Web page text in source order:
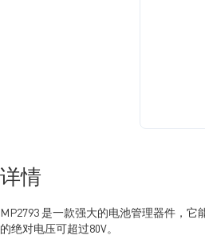
详情
MP2793 是一款强大的电池管理器件，
的绝对电压可超过80V。